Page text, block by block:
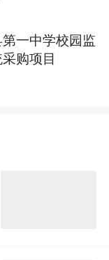
一中学校园监
购项目